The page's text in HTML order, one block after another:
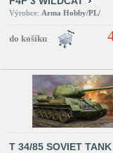
Výrobce: Arma Hobby/PL/
T 34/85 SOVIET TANK